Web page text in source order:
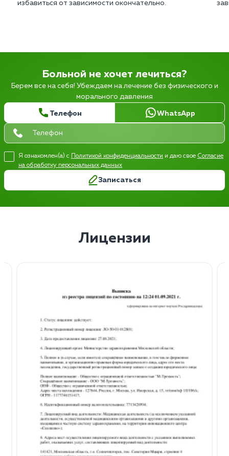
избавиться от зависимости окончательно.
Больной не хочет лечиться?
Берем все на себя! Убеждаем на лечение без физического и
морального давления
Телефон WhatsApp
Я ознакомлен(а) с Политикой конфиденциальности и даю свое Согласие
на обработку персональных данных
Записаться
Лицензии